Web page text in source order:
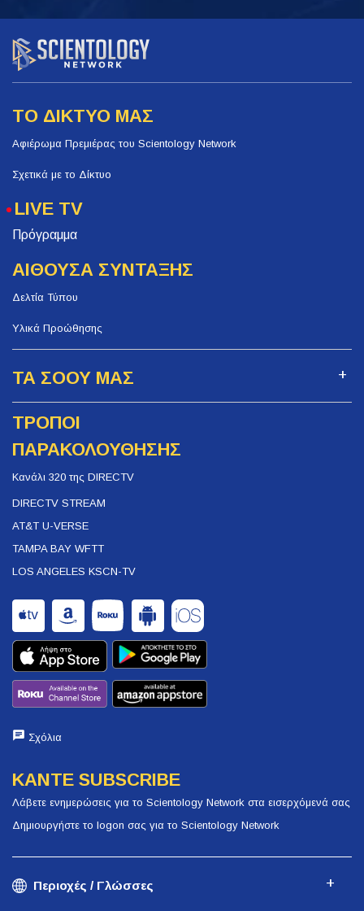
ΤΟ ΔΙΚΤΥΟ ΜΑΣ
Αφιέρωμα Πρεμιέρας του Scientology Network
Σχετικά με το Δίκτυο
LIVE TV
Πρόγραμμα
ΑΙΘΟΥΣΑ ΣΥΝΤΑΞΗΣ
Δελτία Τύπου
Υλικά Προώθησης
ΤΑ ΣΟΟΥ ΜΑΣ
ΤΡΟΠΟΙ
ΠΑΡΑΚΟΛΟΥΘΗΣΗΣ
Κανάλι 320 της DIRECTV
DIRECTV STREAM
AT&T U-VERSE
TAMPA BAY WFTT
LOS ANGELES KSCN-TV
Σχόλια
ΚΑΝΤΕ SUBSCRIBE
Λάβετε ενημερώσεις για το Scientology Network στα εισερχόμενά σας
Δημιουργήστε το logon σας για το Scientology Network
Περιοχές / Γλώσσες